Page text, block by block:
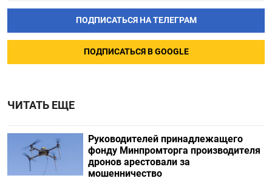
ПОДПИСАТЬСЯ НА ТЕЛЕГРАМ
ПОДПИСАТЬСЯ В GOOGLE
ЧИТАТЬ ЕЩЕ
Руководителей принадлежащего
фонду Минпромторга производителя
дронов арестовали за
мошенничество